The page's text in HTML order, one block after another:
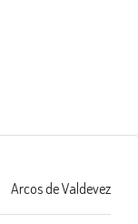
Arcos de Valdevez